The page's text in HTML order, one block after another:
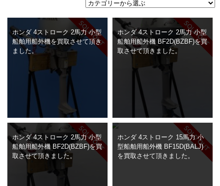
ホンダ 4ストローク 2馬力 小型
船舶用船外機を買取させて頂き
ました。
ホンダ 4ストローク 2馬力 小型
船舶用船外機 BF2D(BZBF)を買
取させて頂きました。
ホンダ 4ストローク 2馬力 小型
船舶用船外機 BF2D(BZBF)を買
取させて頂きました。
ホンダ 4ストローク 15馬力 小
型船舶用船外機 BF15D(BALJ)
を買取させて頂きました。
> 遺品整理
> 工場閉鎖に伴う一括整理
> 債務・任意整理担当の弁護士さまへ
> おもちゃ・ホビー・楽器等・マニア
品・コレクターズアイテム
> 厨房機器・店舗用品買取
> 骨董品・古美術品の査定
> 新着情報